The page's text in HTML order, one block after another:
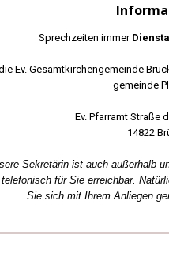
Sprech­zei­ten immer
Ev. Gesamt­kir­chen­ge­mein­de
ge­mein­de
Ev. Pfarr­amt Stra­ße
14822
Sekre­tä­rin ist auch außer­halb
für Sie erreich­bar.
Sie sich mit Ihrem Anlie­gen